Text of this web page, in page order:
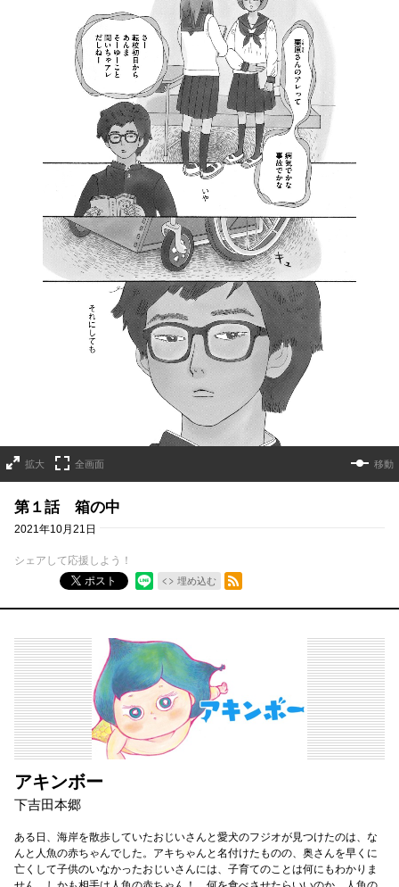
拡大 全画面 移動
第１話 箱の中
2021年10月21日
シェアして応援しよう！
ポスト
埋め込む
RSSフィード
アキンボー
下吉田本郷
ある日、海岸を散歩していたおじいさんと愛犬のフジオが見つけたのは、な
んと人魚の赤ちゃんでした。アキちゃんと名付けたものの、奥さんを早くに
亡くして子供のいなかったおじいさんには、子育てのことは何にもわかりま